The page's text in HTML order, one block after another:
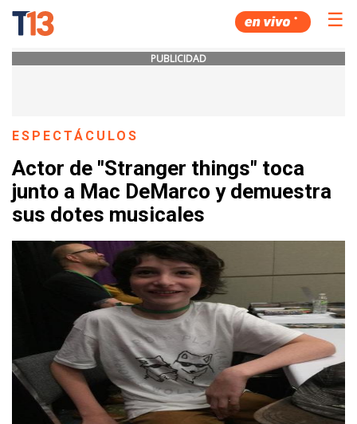
☰
PUBLICIDAD
ESPECTÁCULOS
Actor de "Stranger things" toca
junto a Mac DeMarco y demuestra
sus dotes musicales